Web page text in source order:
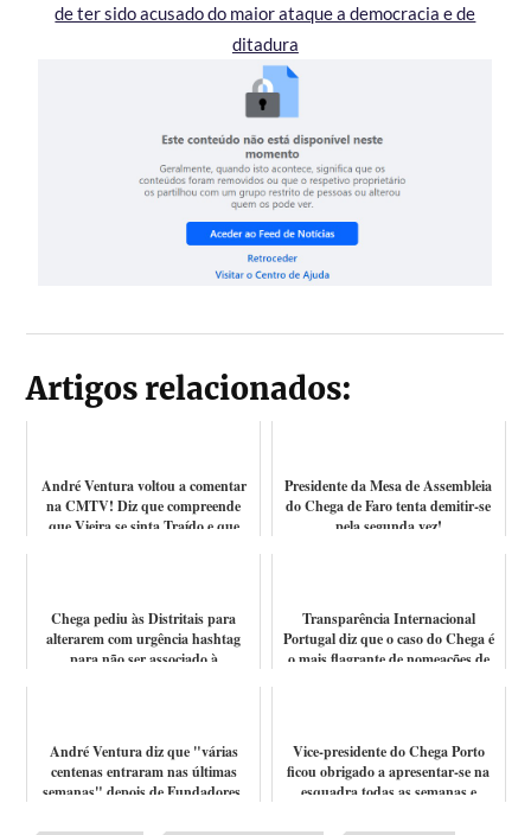
de ter sido acusado do maior ataque a democracia e de
ditadura
Artigos relacionados:
André Ventura voltou a comentar
na CMTV! Diz que compreende
que Vieira se sinta Traído e que
Presidente da Mesa de Assembleia
do Chega de Faro tenta demitir-se
pela segunda vez!
Chega pediu às Distritais para
alterarem com urgência hashtag
para não ser associado à
Transparência Internacional
Portugal diz que o caso do Chega é
o mais flagrante de nomeações de
André Ventura diz que "várias
centenas entraram nas últimas
semanas" depois de Fundadores,
Vice-presidente do Chega Porto
ficou obrigado a apresentar-se na
esquadra todas as semanas e